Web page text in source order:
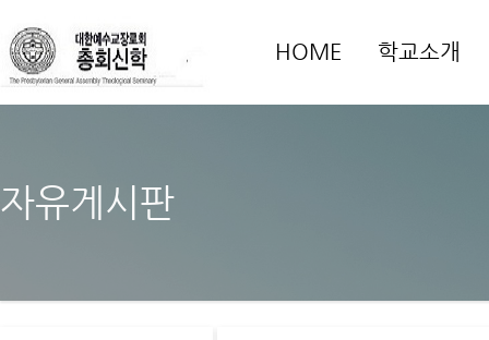
HOME 학교소개
자유게시판